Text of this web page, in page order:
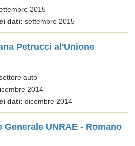
2015
dati: settembre 2015
Petrucci al'Unione
auto
2014
dati: dicembre 2014
UNRAE - Romano